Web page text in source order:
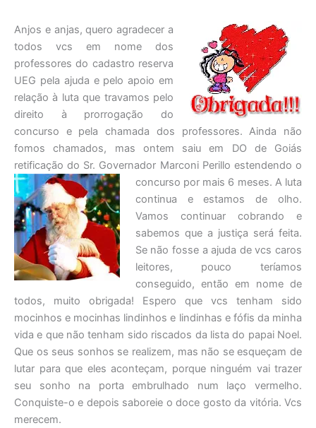
Anjos e anjas, quero agradecer a
todos vcs em nome dos
professores do cadastro reserva
UEG pela ajuda e pelo apoio em
relação à luta que travamos pelo
direito à prorrogação do
concurso e pela chamada dos professores. Ainda não
fomos chamados, mas ontem saiu em DO de Goiás
retificação do Sr. Governador Marconi Perillo estendendo o
concurso por mais 6 meses. A luta
continua e estamos de olho.
Vamos continuar cobrando e
sabemos que a justiça será feita.
Se não fosse a ajuda de vcs caros
leitores, pouco teríamos
conseguido, então em nome de
todos, muito obrigada! Espero que vcs tenham sido
mocinhos e mocinhas lindinhos e lindinhas e fófis da minha
vida e que não tenham sido riscados da lista do papai Noel.
Que os seus sonhos se realizem, mas não se esqueçam de
lutar para que eles aconteçam, porque ninguém vai trazer
seu sonho na porta embrulhado num laço vermelho.
Conquiste-o e depois saboreie o doce gosto da vitória. Vcs
merecem.